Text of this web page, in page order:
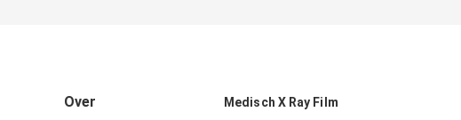
Over Medisch X Ray Film